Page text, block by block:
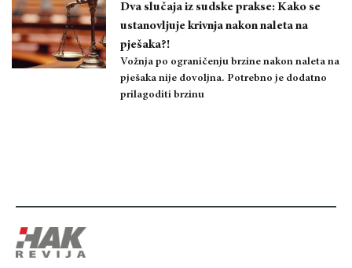
Dva slučaja iz sudske prakse: Kako se
ustanovljuje krivnja nakon naleta na
pješaka?!
Vožnja po ograničenju brzine nakon naleta na
pješaka nije dovoljna. Potrebno je dodatno
prilagoditi brzinu